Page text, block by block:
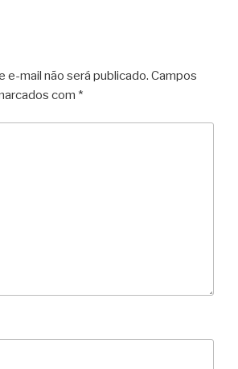
e-mail não será publicado. Campos
com *